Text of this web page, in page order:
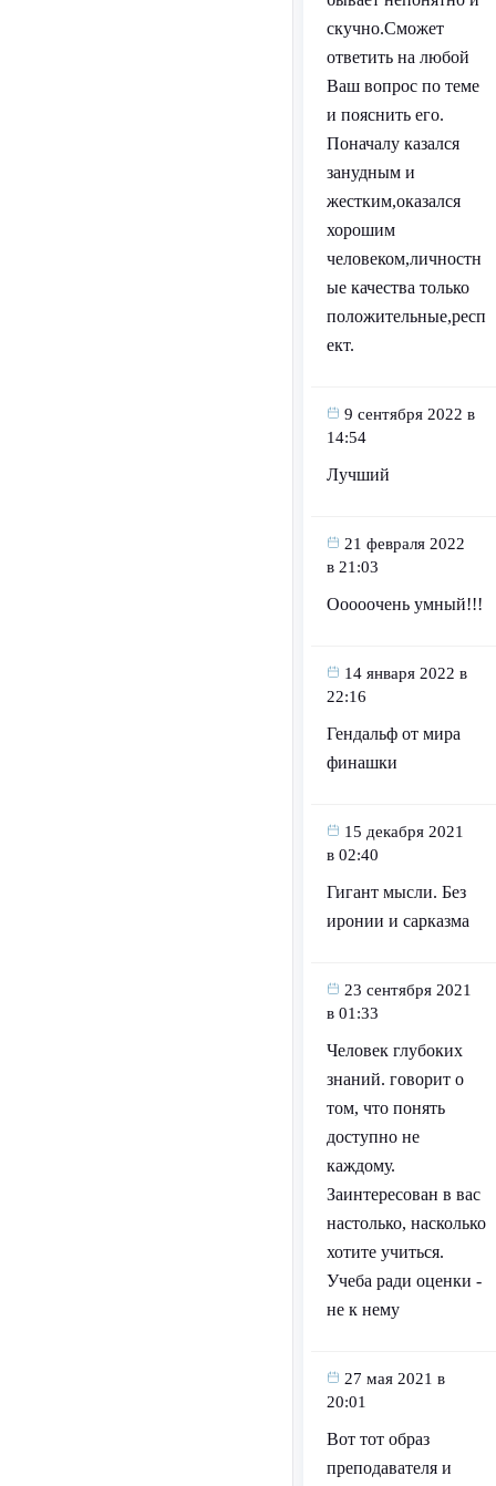
скучно.Сможет
ответить на любой
Ваш вопрос по теме
и пояснить его.
Поначалу казался
занудным и
жестким,оказался
хорошим
человеком,личностн
ые качества только
положительные,респ
ект.
9 сентября 2022 в
14:54
Лучший
21 февраля 2022
в 21:03
Ооооочень умный!!!
14 января 2022 в
22:16
Гендальф от мира
финашки
15 декабря 2021
в 02:40
Гигант мысли. Без
иронии и сарказма
23 сентября 2021
в 01:33
Человек глубоких
знаний. говорит о
том, что понять
доступно не
каждому.
Заинтересован в вас
настолько, насколько
хотите учиться.
Учеба ради оценки -
не к нему
27 мая 2021 в
20:01
Вот тот образ
преподавателя и